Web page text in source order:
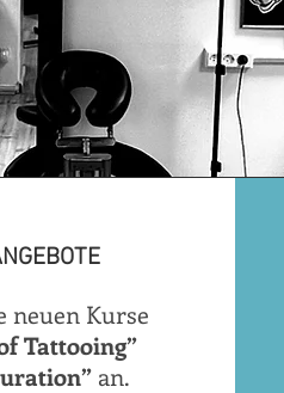
neuen Kurse
Tattooing”
an.